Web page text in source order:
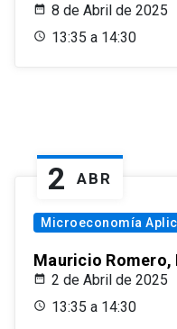
8 de Abril de 2025
13:35 a 14:30
2 ABR
Microeconomía
Mauricio Romero,
2 de Abril de 2025
13:35 a 14:30